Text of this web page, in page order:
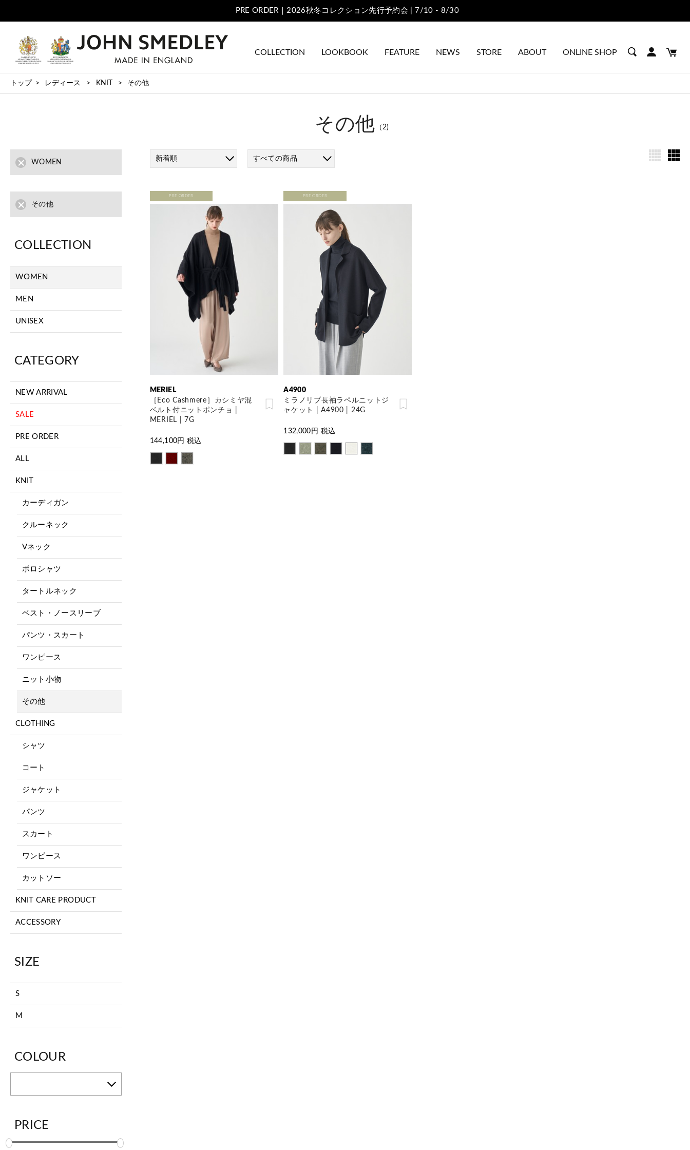
PRE ORDER｜2026秋冬コレクション先行予約会 | 7/10 - 8/30
COLLECTION LOOKBOOK FEATURE NEWS STORE ABOUT ONLINE SHOP
トップ レディース KNIT その他
その他 （2)
新着順 すべての商品
PRE ORDER
MERIEL
［Eco Cashmere］カシミヤ混
ベルト付ニットポンチョ |
MERIEL | 7G
144,100円 税込
PRE ORDER
A4900
ミラノリブ長袖ラペルニットジ
ャケット | A4900 | 24G
132,000 円 税込
WOMEN
その他
COLLECTION
WOMEN
MEN
UNISEX
CATEGORY
NEW ARRIVAL
SALE
PRE ORDER
ALL
KNIT
カーディガン
クルーネック
Vネック
ポロシャツ
タートルネック
ベスト・ノースリーブ
パンツ・スカート
ワンピース
ニット小物
その他
CLOTHING
シャツ
コート
ジャケット
パンツ
スカート
ワンピース
カットソー
KNIT CARE PRODUCT
ACCESSORY
SIZE
S
M
COLOUR
PRICE